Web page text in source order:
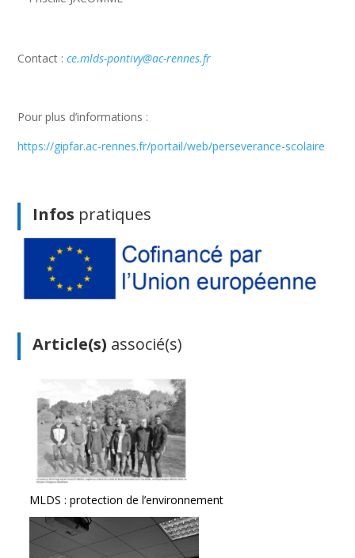
Contact :ce.mlds-pontivy@ac-rennes.fr
Pour plus d’informations :
https://gipfar.ac-rennes.fr/portail/web/perseverance-scolaire
Infos pratiques
Article(s) associé(s)
MLDS : protection de l’environnement